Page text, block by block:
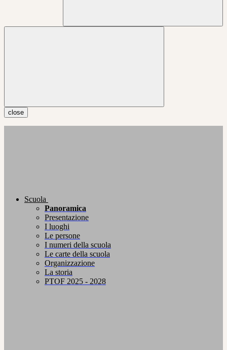
close
Scuola
Panoramica
Presentazione
I luoghi
Le persone
I numeri della scuola
Le carte della scuola
Organizzazione
La storia
PTOF 2025 - 2028